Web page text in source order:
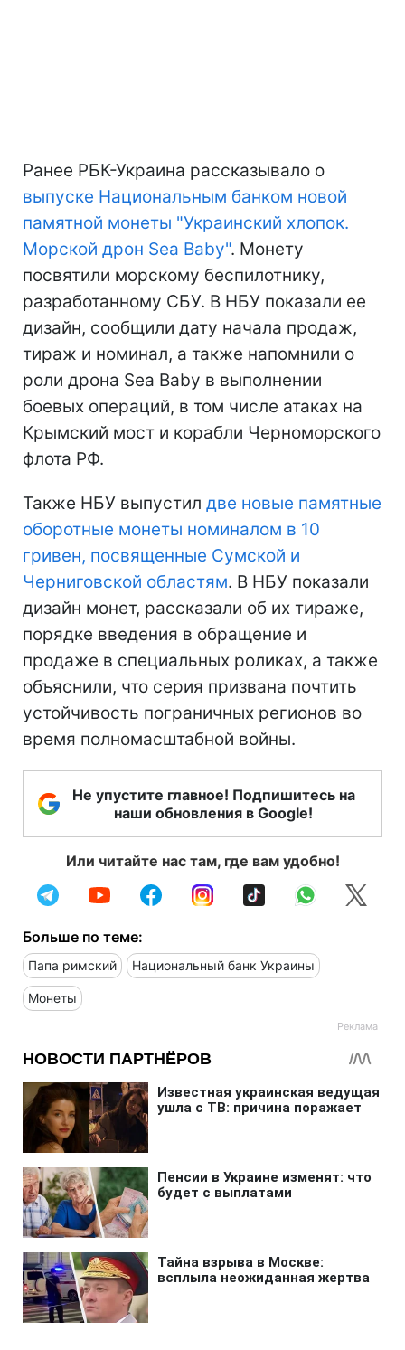
Ранее РБК-Украина рассказывало о
выпуске Национальным банком новой
памятной монеты "Украинский хлопок.
Морской дрон Sea Baby". Монету
посвятили морскому беспилотнику,
разработанному СБУ. В НБУ показали ее
дизайн, сообщили дату начала продаж,
тираж и номинал, а также напомнили о
роли дрона Sea Baby в выполнении
боевых операций, в том числе атаках на
Крымский мост и корабли Черноморского
флота РФ.
Также НБУ выпустил две новые памятные
оборотные монеты номиналом в 10
гривен, посвященные Сумской и
Черниговской областям. В НБУ показали
дизайн монет, рассказали об их тираже,
порядке введения в обращение и
продаже в специальных роликах, а также
объяснили, что серия призвана почтить
устойчивость пограничных регионов во
время полномасштабной войны.
Не упустите главное! Подпишитесь на
наши обновления в Google!
Или читайте нас там, где вам удобно!
Больше по теме:
Папа римский Национальный банк Украины
Монеты